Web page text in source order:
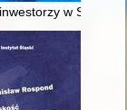
w XVI-
w